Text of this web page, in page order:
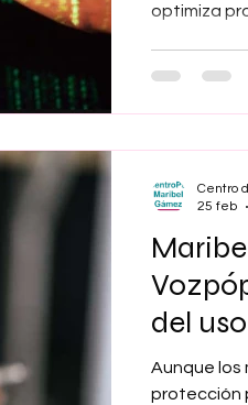
optimiza
profunda:
del
Aunque los
protección
Centro
25 feb